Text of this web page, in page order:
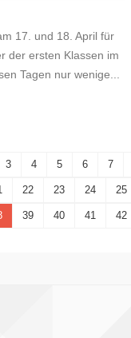
17. und 18. April für
der ersten Klassen im
Tagen nur wenige...
3 4 5 6 7
22 23 24 25
39 40 41 42